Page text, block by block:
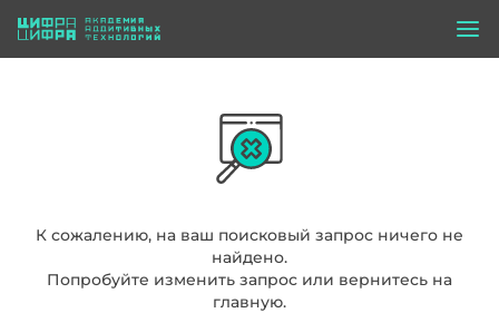
К сожалению, на ваш поисковый запрос ничего не
найдено.
Попробуйте изменить запрос или вернитесь на
главную.